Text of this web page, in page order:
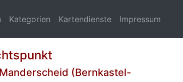
Kategorien Kartendienste Impressum
(Bernkastel-